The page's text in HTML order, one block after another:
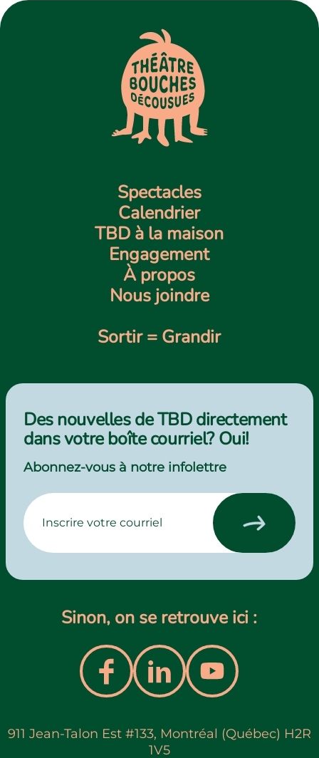
Spectacles
Calendrier
TBD à la maison
Engagement
À propos
Nous joindre
Sortir = Grandir
Des nouvelles de TBD directement
dans votre boîte courriel? Oui!
Abonnez-vous à notre infolettre
Sinon, on se retrouve ici :
911 Jean-Talon Est #133, Montréal (Québec) H2R
1V5